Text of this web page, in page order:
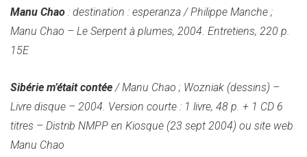
Manu Chao : destination : esperanza / Philippe Manche ;
Manu Chao – Le Serpent à plumes, 2004. Entretiens, 220 p.
15E
Sibérie m’était contée / Manu Chao ; Wozniak (dessins) –
Livre disque – 2004. Version courte : 1 livre, 48 p. + 1 CD 6
titres – Distrib NMPP en Kiosque (23 sept 2004) ou site web
Manu Chao